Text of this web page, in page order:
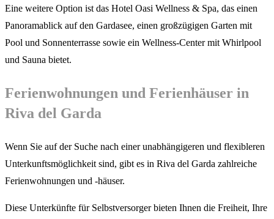
Eine weitere Option ist das Hotel Oasi Wellness & Spa, das einen
Panoramablick auf den Gardasee, einen großzügigen Garten mit
Pool und Sonnenterrasse sowie ein Wellness-Center mit Whirlpool
und Sauna bietet.
Ferienwohnungen und Ferienhäuser in
Riva del Garda
Wenn Sie auf der Suche nach einer unabhängigeren und flexibleren
Unterkunftsmöglichkeit sind, gibt es in Riva del Garda zahlreiche
Ferienwohnungen und -häuser.
Diese Unterkünfte für Selbstversorger bieten Ihnen die Freiheit, Ihre